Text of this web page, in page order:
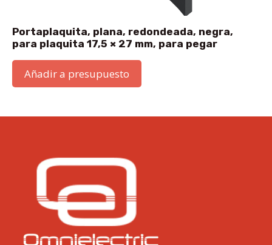
Portaplaquita, plana, redondeada, negra,
para plaquita 17,5 × 27 mm, para pegar
Añadir a presupuesto